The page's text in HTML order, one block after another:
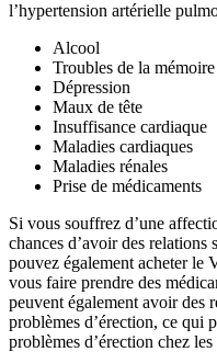
l’hypertension artérielle
Alcool
Troubles de la mémoire
Dépression
Maux de tête
Insuffisance cardiaque
Maladies cardiaques
Maladies rénales
Prise de médicaments
Si vous souffrez d’une
chances d’avoir des relations
pouvez également acheter le
vous faire prendre des
peuvent également avoir des
problèmes d’érection, ce qui
problèmes d’érection chez les